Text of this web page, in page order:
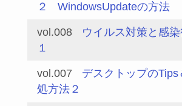
２
WindowsUpdateの方法
vol.008
ウイルス対策と感
１
vol.007
デスクトップの
処方法２